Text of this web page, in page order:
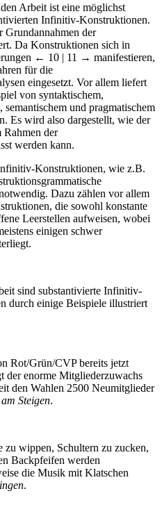
Arbeit ist eine möglichst
Infinitiv-Konstruktionen.
Grundannahmen der
Da Konstruktionen sich in
← 10 | 11 → manifestieren,
für die
eingesetzt. Vor allem liefert
von syntaktischem,
und pragmatischem
Es wird also dargestellt, wie der
Rahmen der
werden kann.
Konstruktionen, wie z.B.
Dazu zählen vor allem
die sowohl konstante
Leerstellen aufweisen, wobei
einigen schwer
sind substantivierte Infinitiv-
durch einige Beispiele illustriert
Rot/Grün/CVP bereits jetzt
der enorme Mitgliederzuwachs
den Wahlen 2500 Neumitglieder
Steigen.
wippen, Schultern zu zucken,
Backpfeifen werden
die Musik mit Klatschen
.